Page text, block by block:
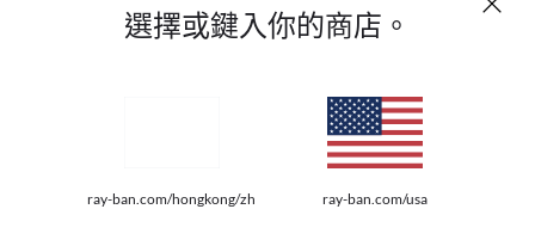
選擇或鍵入你的商店。
ray-ban.com/hongkong/zh ray-ban.com/usa